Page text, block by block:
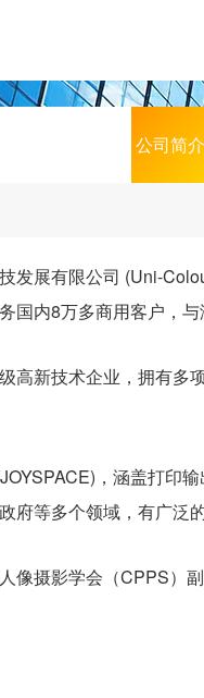
公司简介
发展有限公司 (Uni-
国内8万多商用客户，
高新技术企业，拥有多
，涵盖打印
府等多个领域，有广泛
像摄影学会（CPPS）